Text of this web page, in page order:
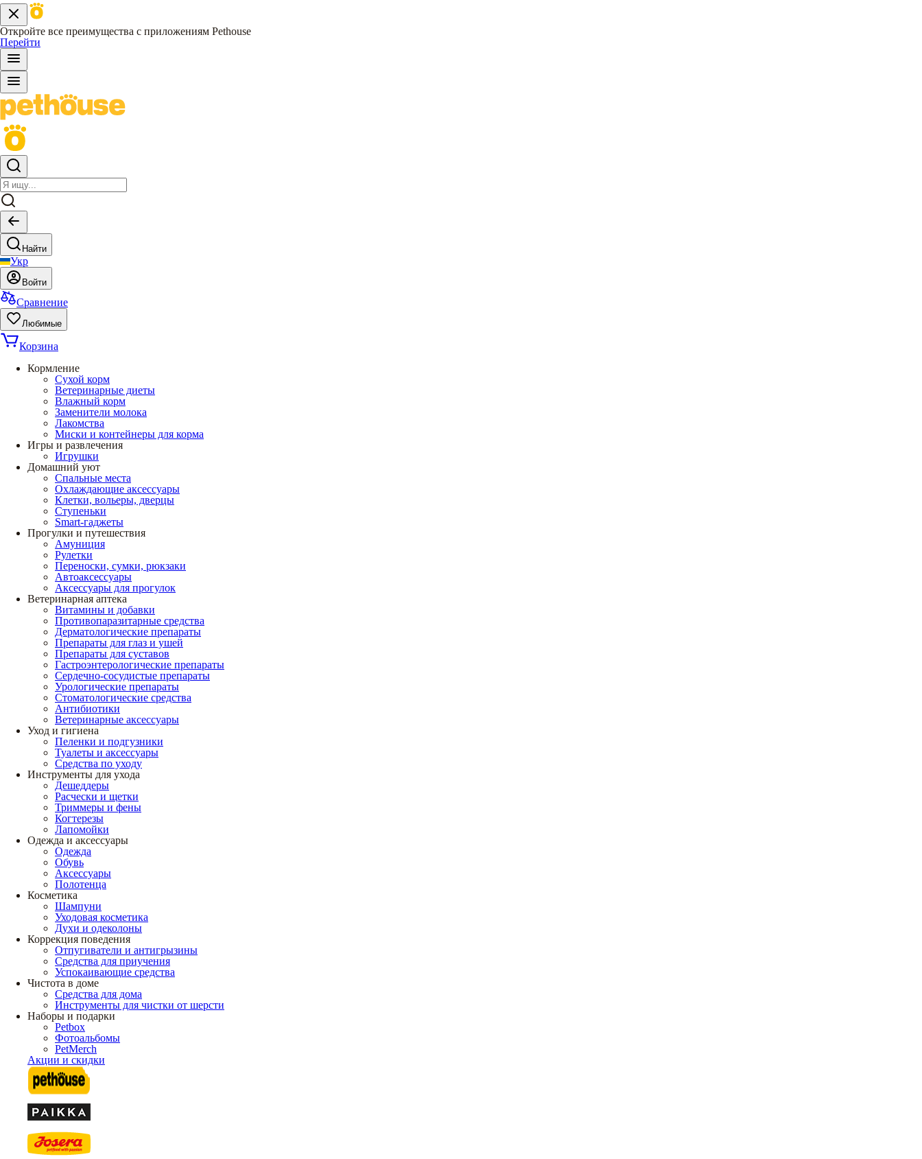
Откройте все преимущества с приложениям Pethouse
Перейти
Найти
Укр
Войти
Сравнение
Любимые
Корзина
Кормление
Сухой корм
Ветеринарные диеты
Влажный корм
Заменители молока
Лакомства
Миски и контейнеры для корма
Игры и развлечения
Игрушки
Домашний уют
Спальные места
Охлаждающие аксессуары
Клетки, вольеры, дверцы
Ступеньки
Smart-гаджеты
Прогулки и путешествия
Амуниция
Рулетки
Переноски, сумки, рюкзаки
Автоаксессуары
Аксессуары для прогулок
Ветеринарная аптека
Витамины и добавки
Противопаразитарные средства
Дерматологические препараты
Препараты для глаз и ушей
Препараты для суставов
Гастроэнтерологические препараты
Сердечно-сосудистые препараты
Урологические препараты
Стоматологические средства
Антибиотики
Ветеринарные аксессуары
Уход и гигиена
Пеленки и подгузники
Туалеты и аксессуары
Средства по уходу
Инструменты для ухода
Дешеддеры
Расчески и щетки
Триммеры и фены
Когтерезы
Лапомойки
Одежда и аксессуары
Одежда
Обувь
Аксессуары
Полотенца
Косметика
Шампуни
Уходовая косметика
Духи и одеколоны
Коррекция поведения
Отпугиватели и антигрызины
Средства для приучения
Успокаивающие средства
Чистота в доме
Средства для дома
Инструменты для чистки от шерсти
Наборы и подарки
Petbox
Фотоальбомы
PetMerch
Акции и скидки